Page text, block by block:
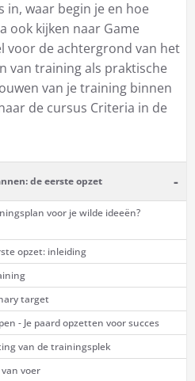
waar begin je en hoe
ook kijken naar Game
voor de achtergrond van het
van training als praktische
van je training binnen
de cursus Criteria in de
de eerste opzet -
voor je wilde ideeën?
opzet: inleiding
target
- Je paard opzetten voor succes
van de trainingsplek
voer